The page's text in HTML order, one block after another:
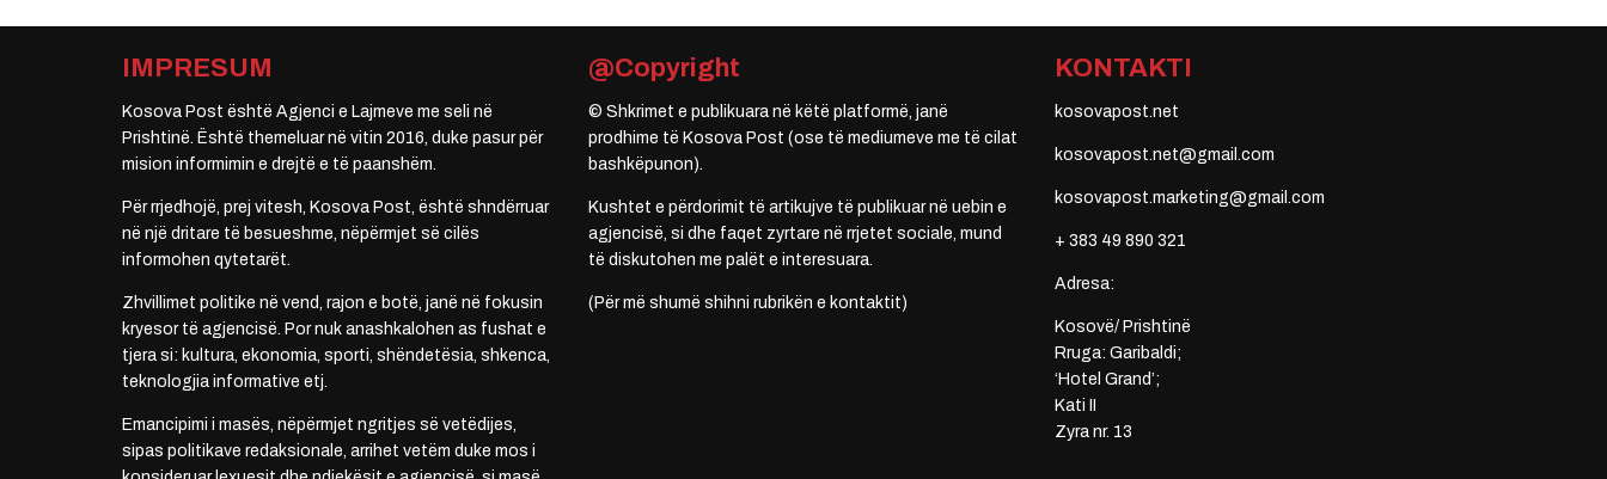
IMPRESUM
Kosova Post është Agjenci e Lajmeve me seli në
Prishtinë. Është themeluar në vitin 2016, duke pasur për
mision informimin e drejtë e të paanshëm.
Për rrjedhojë, prej vitesh, Kosova Post, është shndërruar
në një dritare të besueshme, nëpërmjet së cilës
informohen qytetarët.
Zhvillimet politike në vend, rajon e botë, janë në fokusin
kryesor të agjencisë. Por nuk anashkalohen as fushat e
tjera si: kultura, ekonomia, sporti, shëndetësia, shkenca,
teknologjia informative etj.
Emancipimi i masës, nëpërmjet ngritjes së vetëdijes,
sipas politikave redaksionale, arrihet vetëm duke mos i
@Copyright
© Shkrimet e publikuara në këtë platformë, janë
prodhime të Kosova Post (ose të mediumeve me të cilat
bashkëpunon).
Kushtet e përdorimit të artikujve të publikuar në uebin e
agjencisë, si dhe faqet zyrtare në rrjetet sociale, mund
të diskutohen me palët e interesuara.
(Për më shumë shihni rubrikën e kontaktit)
KONTAKTI
kosovapost.net
kosovapost.net@gmail.com
kosovapost.marketing@gmail.com
+ 383 49 890 321
Adresa:
Kosovë/ Prishtinë
Rruga: Garibaldi;
‘Hotel Grand’;
Kati II
Zyra nr. 13